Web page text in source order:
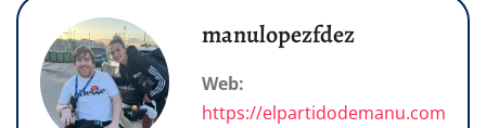
manulopezfdez
Web:
https://elpartidodemanu.com